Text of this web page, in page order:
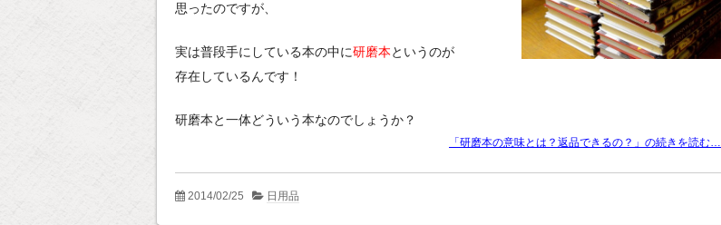
思ったのですが、
実は普段手にしている本の中に研磨本というのが
存在しているんです！
研磨本と一体どういう本なのでしょうか？
「研磨本の意味とは？返品できるの？」の続きを読む…
2014/02/25 日用品